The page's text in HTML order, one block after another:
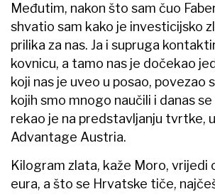
Međutim, nakon što sam čuo
shvatio sam kako je investicijsko
prilika za nas. Ja i supruga
kovnicu, a tamo nas je dočekao
koji nas je uveo u posao, povezao
kojih smo mnogo naučili i danas
rekao je na predstavljanju tvrtke,
Advantage Austria.
Kilogram zlata, kaže Moro, vrijedi
eura, a što se Hrvatske tiče,